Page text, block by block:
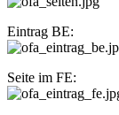
Eintrag BE:
Seite im FE: